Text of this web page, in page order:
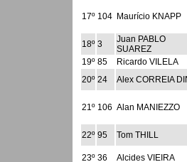
17º 104 Maurício KNAPP
18º 3
Juan PABLO
SUAREZ
19º 85
Ricardo VILELA
20º 24 Alex CORREIA
21º 106 Alan MANIEZZO
22º 95 Tom THILL
23º 36
Alcides VIEIRA